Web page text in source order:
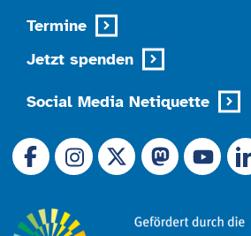
Termine
Jetzt spenden
Social Media Netiquette
Link zu X (Ex-Twitter)